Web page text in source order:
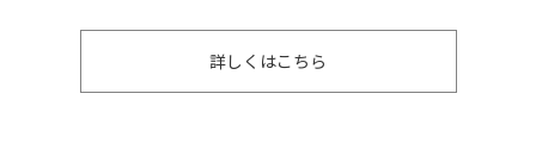
詳しくはこちら